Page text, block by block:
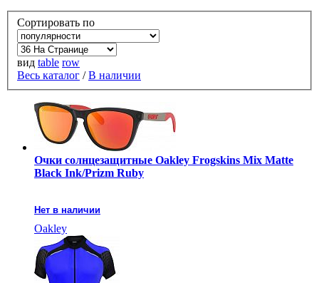
Сортировать по
вид table row
Весь каталог /В наличии
Очки солнцезащитные Oakley Frogskins Mix Matte
Black Ink/Prizm Ruby
Нет в наличии
Oakley